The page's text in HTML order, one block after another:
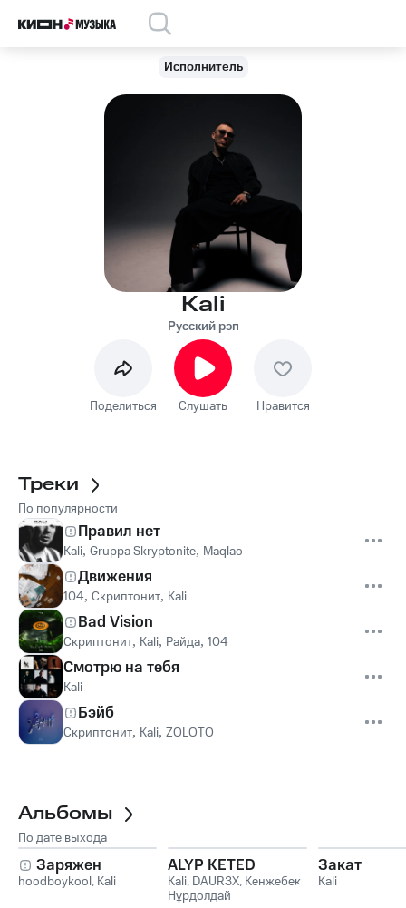
Исполнитель
Kali
Русский рэп
Поделиться Слушать Нравится
Треки
По популярности
Правил нет
Kali, Gruppa Skryptonite, Maqlao
Движения
104, Скриптонит, Kali
Bad Vision
Скриптонит, Kali, Райда, 104
Смотрю на тебя
Kali
Бэйб
Скриптонит, Kali, ZOLOTO
Альбомы
По дате выхода
Заряжен
hoodboykool, Kali
ALYP KETED
Kali, DAUR3X, Кенжебек
Нұрдолдай
Закат
Kali